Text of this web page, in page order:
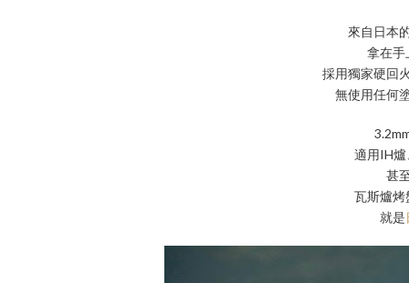
來自日本
拿在手
採用獨家硬回
無使用任何
適用IH爐
甚
瓦斯爐烤
就是